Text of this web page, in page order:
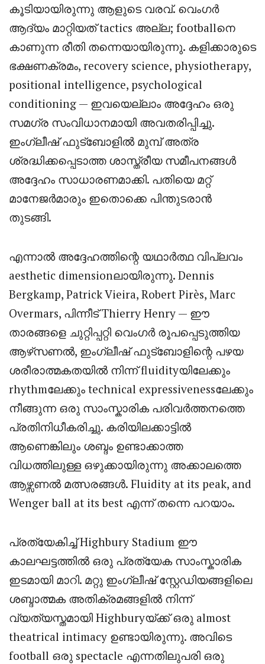
കൂടിയായിരുന്നു ആളുടെ വരവ്. വെംഗർ
ആദ്യം മാറ്റിയത് tactics അല്ല; footballനെ
കാണുന്ന രീതി തന്നെയായിരുന്നു. കളിക്കാരുടെ
ഭക്ഷണക്രമം, recovery science, physiotherapy,
positional intelligence, psychological
conditioning — ഇവയെല്ലാം അദ്ദേഹം ഒരു
സമഗ്ര സംവിധാനമായി അവതരിപ്പിച്ചു.
ഇംഗ്ലീഷ് ഫുട്ബോളിൽ മുമ്പ് അത്ര
ശ്രദ്ധിക്കപ്പെടാത്ത ശാസ്ത്രീയ സമീപനങ്ങൾ
അദ്ദേഹം സാധാരണമാക്കി. പതിയെ മറ്റ്
മാനേജർമാരും ഇതൊക്കെ പിന്തുടരാൻ
തുടങ്ങി.
എന്നാൽ അദ്ദേഹത്തിന്റെ യഥാർത്ഥ വിപ്ലവം
aesthetic dimensionലായിരുന്നു. Dennis
Bergkamp, Patrick Vieira, Robert Pirès, Marc
Overmars, പിന്നീട് Thierry Henry — ഈ
താരങ്ങളെ ചുറ്റിപ്പറ്റി വെംഗർ രൂപപ്പെടുത്തിയ
ആഴ്‌സണൽ, ഇംഗ്ലീഷ് ഫുട്ബോളിന്റെ പഴയ
ശരീരാത്മകതയിൽ നിന്ന് fluidityയിലേക്കും
rhythmലേക്കും technical expressivenessലേക്കും
നീങ്ങുന്ന ഒരു സാംസ്കാരിക പരിവർത്തനത്തെ
പ്രതിനിധീകരിച്ചു. കരിയിലക്കാട്ടിൽ
ആണെങ്കിലും ശബ്ദം ഉണ്ടാക്കാത്ത
വിധത്തിലുള്ള ഒഴുക്കായിരുന്നു അക്കാലത്തെ
ആഴ്സണൽ മത്സരങ്ങൾ. Fluidity at its peak, and
Wenger ball at its best എന്ന് തന്നെ പറയാം.
പ്രത്യേകിച്ച് Highbury Stadium ഈ
കാലഘട്ടത്തിൽ ഒരു പ്രത്യേക സാംസ്കാരിക
ഇടമായി മാറി. മറ്റു ഇംഗ്ലീഷ് സ്റ്റേഡിയങ്ങളിലെ
ശബ്ദാത്മക അതിക്രമങ്ങളിൽ നിന്ന്
വ്യത്യസ്തമായി Highburyയ്ക്ക് ഒരു almost
theatrical intimacy ഉണ്ടായിരുന്നു. അവിടെ
football ഒരു spectacle എന്നതിലുപരി ഒരു